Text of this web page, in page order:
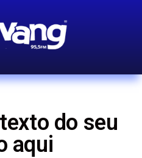
do seu
aqui